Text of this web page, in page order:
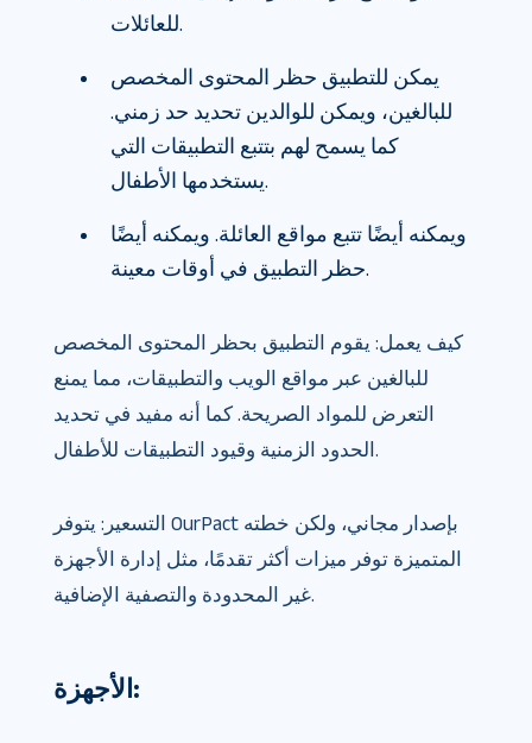
للعائلات.
يمكن للتطبيق حظر المحتوى المخصص
للبالغين، ويمكن للوالدين تحديد حد زمني.
كما يسمح لهم بتتبع التطبيقات التي
يستخدمها الأطفال.
ويمكنه أيضًا تتبع مواقع العائلة. ويمكنه أيضًا
حظر التطبيق في أوقات معينة.
كيف يعمل: يقوم التطبيق بحظر المحتوى المخصص
للبالغين عبر مواقع الويب والتطبيقات، مما يمنع
التعرض للمواد الصريحة. كما أنه مفيد في تحديد
الحدود الزمنية وقيود التطبيقات للأطفال.
التسعير: يتوفر OurPact بإصدار مجاني، ولكن خطته
المتميزة توفر ميزات أكثر تقدمًا، مثل إدارة الأجهزة
غير المحدودة والتصفية الإضافية.
الأجهزة: